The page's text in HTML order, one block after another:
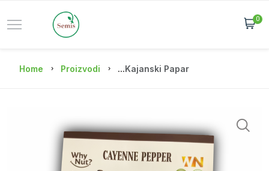
0
Home Proizvodi ...Kajanski Papar